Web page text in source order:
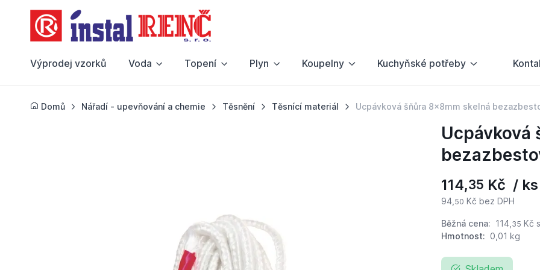
Výprodej vzorků Voda Topení Plyn Koupelny Kuchyňské potřeby
Domů Nářadí - upevňování a chemie Těsnění Těsnící materiál Ucpávková šňůra 8x8mm skelná
Ucpávková
114,35 Kč / ks
94, 50 Kč bez DPH
Běžná cena: 114, 35 Kč
Hmotnost: 0,01 kg